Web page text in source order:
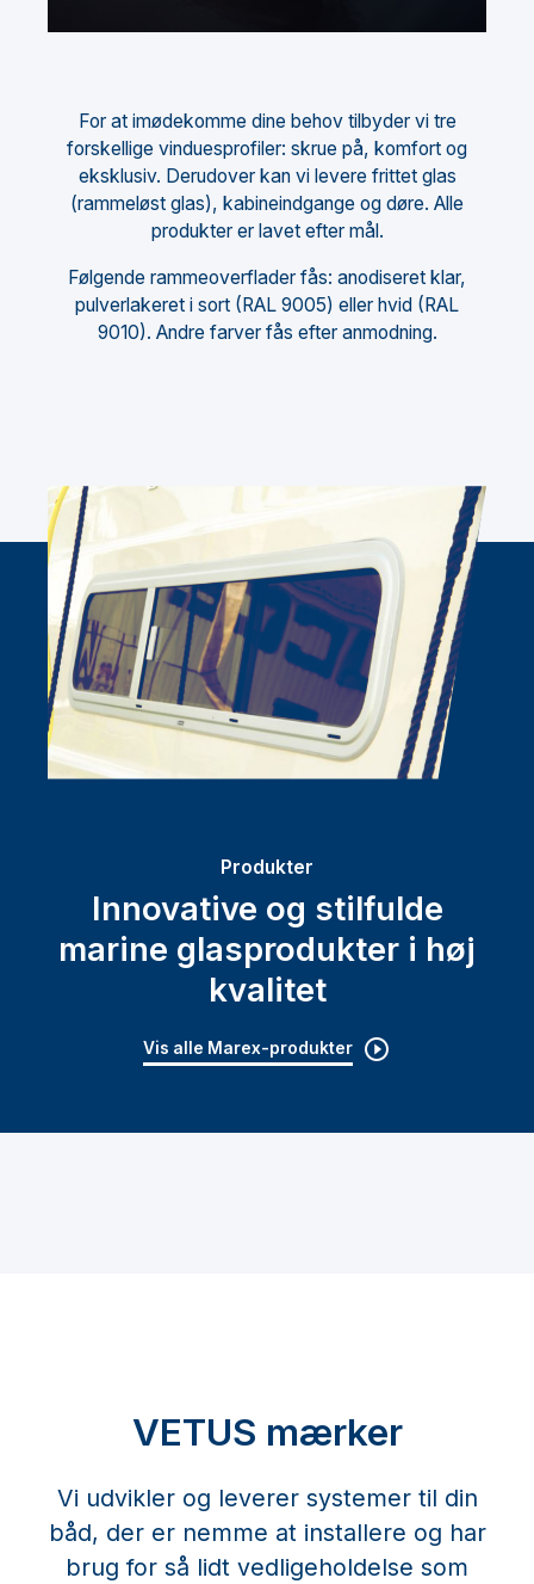
For at imødekomme dine behov tilbyder vi tre
forskellige vinduesprofiler: skrue på, komfort og
eksklusiv. Derudover kan vi levere frittet glas
(rammeløst glas), kabineindgange og døre. Alle
produkter er lavet efter mål.
Følgende rammeoverflader fås: anodiseret klar,
pulverlakeret i sort (RAL 9005) eller hvid (RAL
9010). Andre farver fås efter anmodning.
Produkter
Innovative og stilfulde
marine glasprodukter i høj
kvalitet
Vis alle Marex-produkter
VETUS mærker
Vi udvikler og leverer systemer til din
båd, der er nemme at installere og har
brug for så lidt vedligeholdelse som